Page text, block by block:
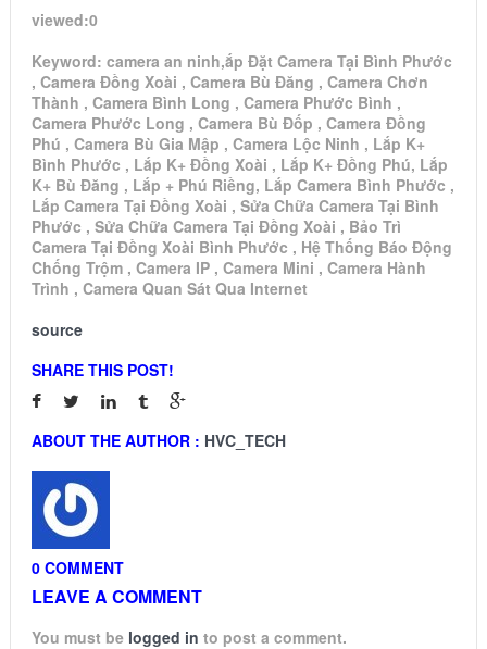
viewed:0
Keyword: camera an ninh,ắp Đặt Camera Tại Bình Phước
, Camera Đồng Xoài , Camera Bù Đăng , Camera Chơn
Thành , Camera Bình Long , Camera Phước Bình ,
Camera Phước Long , Camera Bù Đốp , Camera Đồng
Phú , Camera Bù Gia Mập , Camera Lộc Ninh , Lắp K+
Bình Phước , Lắp K+ Đồng Xoài , Lắp K+ Đồng Phú, Lắp
K+ Bù Đăng , Lắp + Phú Riềng, Lắp Camera Bình Phước ,
Lắp Camera Tại Đồng Xoài , Sửa Chữa Camera Tại Bình
Phước , Sửa Chữa Camera Tại Đồng Xoài , Bảo Trì
Camera Tại Đồng Xoài Bình Phước , Hệ Thống Báo Động
Chống Trộm , Camera IP , Camera Mini , Camera Hành
Trình , Camera Quan Sát Qua Internet
source
SHARE THIS POST!
ABOUT THE AUTHOR : HVC_TECH
0 COMMENT
LEAVE A COMMENT
You must be logged in to post a comment.